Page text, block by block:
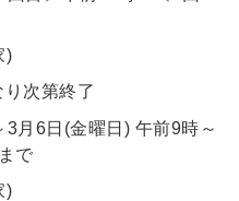
)
次第終了
月6日(金曜日) 午前9時～
で
)